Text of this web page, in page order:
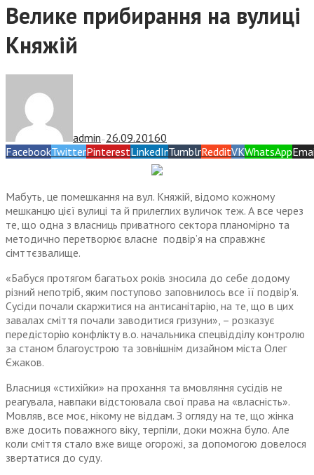
Велике прибирання на вулиці
Княжій
admin — 26.09.20160
FacebookTwitterPinterestLinkedInTumblrRedditVKWhatsApp
Мабуть, це помешкання на вул. Княжій, відомо кожному
мешканцю цієї вулиці та й прилеглих вуличок теж. А все через
те, що одна з власниць приватного сектора планомірно та
методично перетворює власне подвір’я на справжнє
сімттєзвалище.
«Бабуся протягом багатьох років зносила до себе додому
різний непотріб, яким поступово заповнилось все її подвір’я.
Сусіди почали скаржитися на антисанітарію, на те, що в цих
завалах сміття почали заводитися гризуни», – розказує
передісторію конфлікту в.о. начальника спецвідділу контролю
за станом благоустрою та зовнішнім дизайном міста Олег
Єжаков.
Власниця «стихійки» на прохання та вмовляння сусідів не
реагувала, навпаки відстоювала свої права на «власність».
Мовляв, все моє, нікому не віддам. З огляду на те, що жінка
вже досить поважного віку, терпіли, доки можна було. Але
коли сміття стало вже вище огорожі, за допомогою довелося
звертатися до суду.